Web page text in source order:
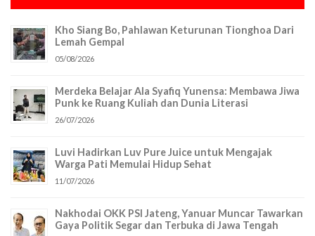
Kho Siang Bo, Pahlawan Keturunan Tionghoa Dari
Lemah Gempal
05/08/2026
Merdeka Belajar Ala Syafiq Yunensa: Membawa Jiwa
Punk ke Ruang Kuliah dan Dunia Literasi
26/07/2026
Luvi Hadirkan Luv Pure Juice untuk Mengajak
Warga Pati Memulai Hidup Sehat
11/07/2026
Nakhodai OKK PSI Jateng, Yanuar Muncar Tawarkan
Gaya Politik Segar dan Terbuka di Jawa Tengah